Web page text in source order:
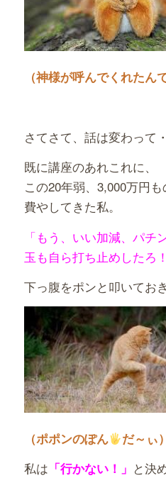
（神様が呼んでくれたん
さてさて、話は変わって・
既に講座のあれこれに、
この20年弱、3,000万円
費やしてきた私。
「もう、いい加減、パチ
玉も自ら打ち止めしたろ！
下っ腹をポンと叩いてお
（ポポンのぽん だ～ぃ）
私は 「行かない！」 と決